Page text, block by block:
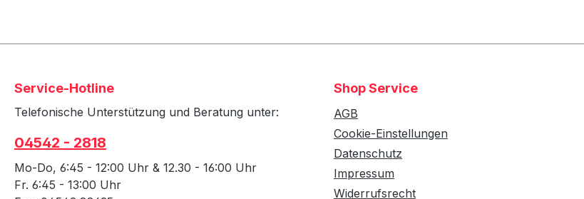
Service-Hotline
Telefonische Unterstützung und Beratung unter:
04542 - 2818
Mo-Do, 6:45 - 12:00 Uhr & 12.30 - 16:00 Uhr
Fr. 6:45 - 13:00 Uhr
Shop Service
AGB
Cookie-Einstellungen
Datenschutz
Impressum
Widerrufsrecht